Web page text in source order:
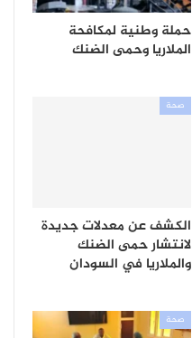
حملة وطنية لمكافحة
الملاريا وحمى الضنك
صحة
الكشف عن معدلات جديدة
لانتشار حمى الضنك
والملاريا في السودان
صحة